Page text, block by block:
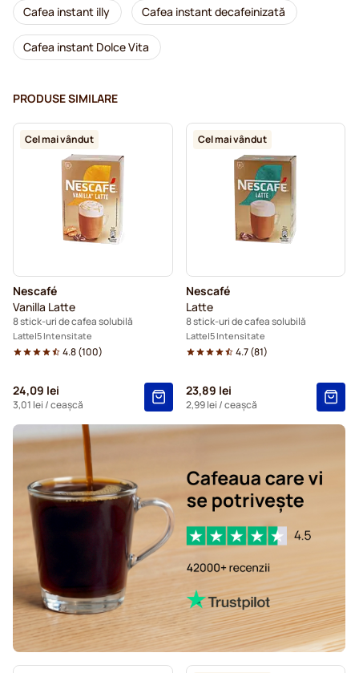
Cafea instant illy Cafea instant decafeinizată
Cafea instant Dolce Vita
PRODUSE SIMILARE
Cel mai vândut
Nescafé
Vanilla Latte
8 stick-uri de cafea solubilă
Latte 5 Intensitate
4.8(100)
24,09 lei
3,01 lei / ceașcă
Cel mai vândut
Nescafé
Latte
8 stick-uri de cafea solubilă
Latte 5 Intensitate
4.7(81)
23,89 lei
2,99 lei / ceașcă